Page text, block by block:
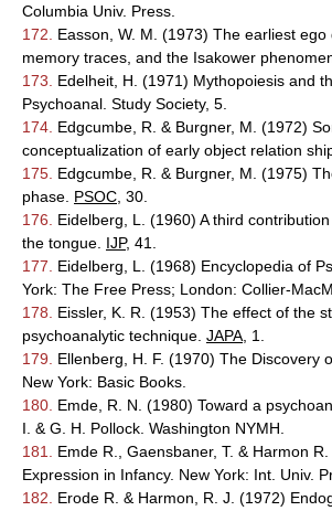
Columbia Univ. Press.
172.
Easson, W. M. (1973) The earliest
memory traces, and the Isakower
173.
Edelheit, H. (1971) Mythopoiesis and
Psychoanal. Study Society, 5.
174. Edgcumbe, R. & Burgner, M. (1972)
conceptualization of early object relation
175. Edgcumbe, R. & Burgner, M. (1975)
phase. PSOC , 30.
176.
Eidelberg, L. (1960) A third
the tongue. IJP, 41.
177.
Eidelberg, L. (1968) Encyclopedia of
York: The Free Press; London: Collier-
178.
Eissler, K. R. (1953) The effect of the
psychoanalytic technique. JAPA , 1.
179.
Ellenberg, H. F. (1970) The Discovery
New York: Basic Books.
180. Emde, R. N. (1980) Toward a
I. & G. H. Pollock. Washington NYMH.
181.
Emde R., Gaensbaner, T. & Harmon
Expression in Infancy. New York: Int. Univ.
182.
Erode R. & Harmon, R. J. (1972)